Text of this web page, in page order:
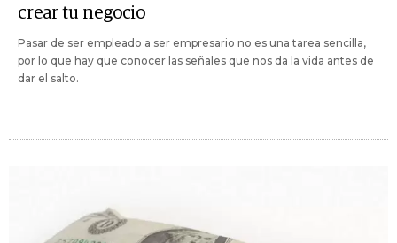
crear tu negocio
Pasar de ser empleado a ser empresario no es una tarea sencilla,
por lo que hay que conocer las señales que nos da la vida antes de
dar el salto.